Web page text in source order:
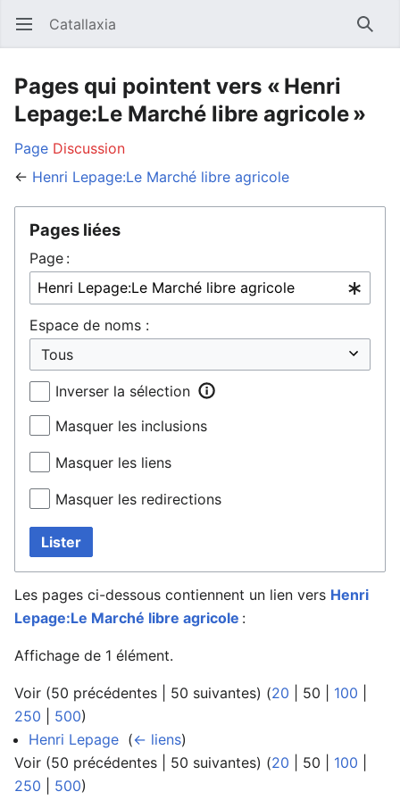
Ouvrir le menu principal Catallaxia
Pages qui pointent vers « Henri
Lepage:Le Marché libre agricole »
Page Discussion
← Henri Lepage:Le Marché libre agricole
Pages liées
Page :
Espace de noms :
Inverser la sélection
Masquer les inclusions
Masquer les liens
Masquer les redirections
Lister
Les pages ci-dessous contiennent un lien vers Henri
Lepage:Le Marché libre agricole :
Affichage de 1 élément.
Voir (50 précédentes 50 suivantes) (20 50 100
250
500)
Henri Lepage (← liens)
Voir (50 précédentes 50 suivantes) (20 50 100
250
500)